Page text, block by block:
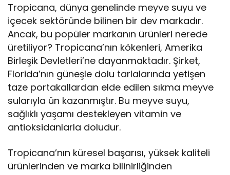
Tropicana, dünya genelinde meyve suyu ve
içecek sektöründe bilinen bir dev markadır.
Ancak, bu popüler markanın ürünleri nerede
üretiliyor? Tropicana’nın kökenleri, Amerika
Birleşik Devletleri’ne dayanmaktadır. Şirket,
Florida’nın güneşle dolu tarlalarında yetişen
taze portakallardan elde edilen sıkma meyve
sularıyla ün kazanmıştır. Bu meyve suyu,
sağlıklı yaşamı destekleyen vitamin ve
antioksidanlarla doludur.
Tropicana’nın küresel başarısı, yüksek kaliteli
ürünlerinden ve marka bilinirliğinden